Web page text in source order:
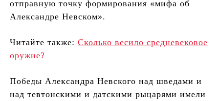
отправную точку формирования «мифа об
Александре Невском».
Читайте также: Сколько весило средневековое
оружие?
Победы Александра Невского над шведами и
над тевтонскими и датскими рыцарями имели